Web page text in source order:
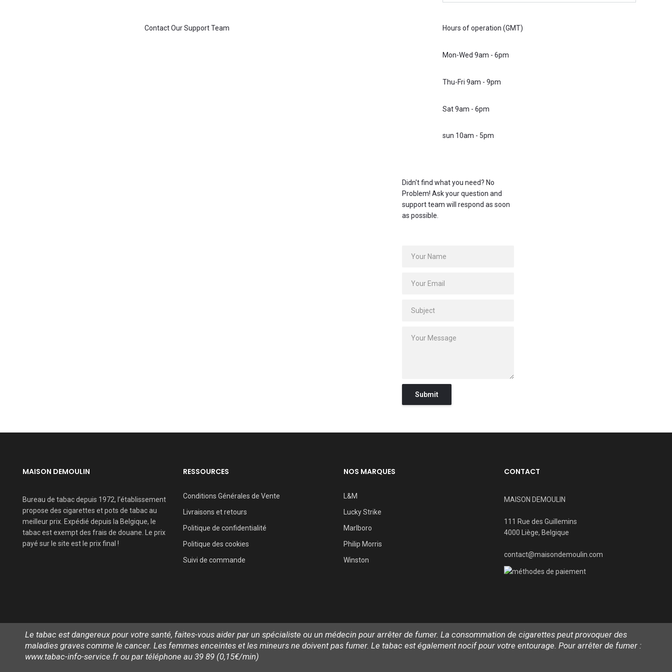
Contact Our Support Team Hours of operation (GMT)
Mon-Wed 9am - 6pm
Thu-Fri 9am - 9pm
Sat 9am - 6pm
sun 10am - 5pm
Didn't find what you need? No
Problem! Ask your question and
support team will respond as soon
as possible.
MAISON DEMOULIN
Bureau de tabac depuis 1972, l’établissement
propose des cigarettes et pots de tabac au
meilleur prix. Expédié depuis la Belgique, le
tabac est exempt des frais de douane. Le prix
payé sur le site est le prix final !
RESSOURCES
Conditions Générales de Vente
Livraisons et retours
Politique de confidentialité
Politique des cookies
Suivi de commande
NOS MARQUES
L&M
Lucky Strike
Marlboro
Philip Morris
Winston
CONTACT
MAISON DEMOULIN
111 Rue des Guillemins
4000 Liège, Belgique
contact@maisondemoulin.com
Le tabac est dangereux pour votre santé, faites-vous aider par un spécialiste ou un médecin pour arrêter de fumer. La consommation de cigarettes peut provoquer des
maladies graves comme le cancer. Les femmes enceintes et les mineurs ne doivent pas fumer. Le tabac est également nocif pour votre entourage. Pour arrêter de fumer :
www.tabac-info-service.fr ou par téléphone au 39 89 (0,15€/min)